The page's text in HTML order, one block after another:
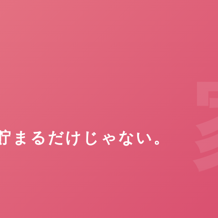
まるだけじゃない。